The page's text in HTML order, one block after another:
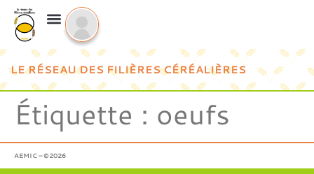
LE RÉSEAU DES FILIÈRES CÉRÉALIÈRES
Étiquette : oeufs
AEMIC – ©2026